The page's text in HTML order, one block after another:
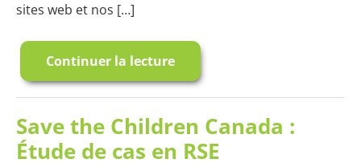
sites web et nos […]
Continuer la lecture
Découvrez
Quelques
Clients
Save the Children Canada :
Étude de cas en RSE